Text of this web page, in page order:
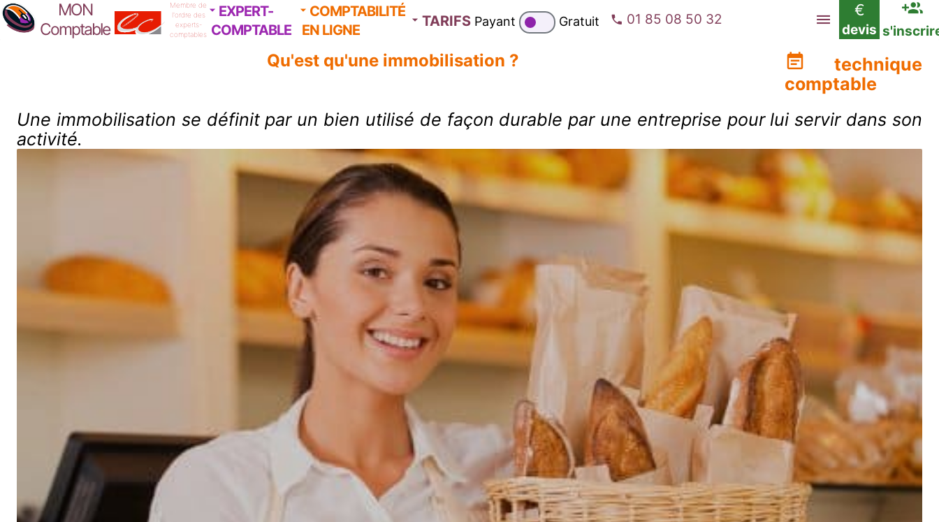
MON
Comptable
Membre de
l'ordre des
experts-
comptables
EXPERT-
COMPTABLE
COMPTABILITÉ
EN LIGNE
TARIFS Payant Gratuit 01 85 08 50 32
€
devis
Qu'est qu'une immobilisation ?
technique
comptable
Une immobilisation se définit par un bien utilisé de façon durable par une entreprise pour lui servir dans son
activité.